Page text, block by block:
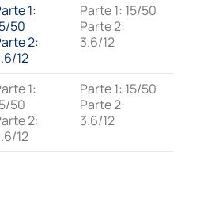
1:
50
2:
12
Parte 1: 15/50
Parte 2:
3.6/12
1:
50
2:
12
Parte 1: 15/50
Parte 2:
3.6/12